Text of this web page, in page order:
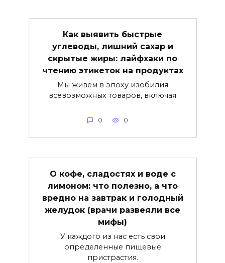
Как выявить быстрые
углеводы, лишний сахар и
скрытые жиры: лайфхаки по
чтению этикеток на продуктах
Мы живем в эпоху изобилия
всевозможных товаров, включая
0 0
О кофе, сладостях и воде с
лимоном: что полезно, а что
вредно на завтрак и голодный
желудок (врачи развеяли все
мифы)
У каждого из нас есть свои
определенные пищевые
пристрастия.